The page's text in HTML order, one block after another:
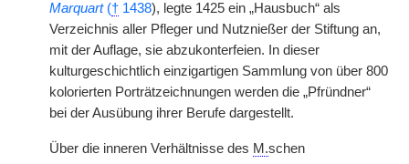
Marquart(† 1438), legte 1425 ein „Hausbuch“ als
Verzeichnis aller Pfleger und Nutznießer der Stiftung an,
mit der Auflage, sie abzukonterfeien. In dieser
kulturgeschichtlich einzigartigen Sammlung von über 800
kolorierten Porträtzeichnungen werden die „Pfründner“
bei der Ausübung ihrer Berufe dargestellt.
Über die inneren Verhältnisse des M.schen